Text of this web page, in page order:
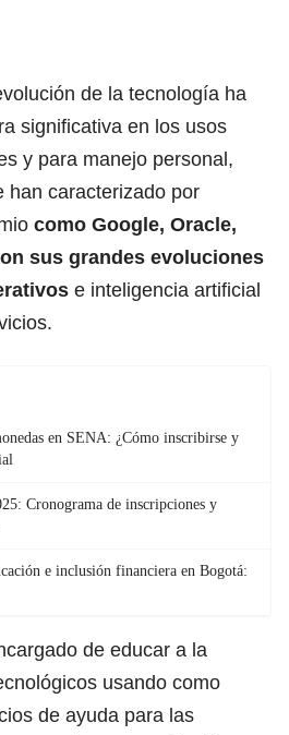
de la tecnología ha
significativa en los usos
y para manejo personal,
han caracterizado por
como Google, Oracle,
sus grandes evoluciones
e inteligencia artificial
en SENA: ¿Cómo inscribirse y
Cronograma de inscripciones y
e inclusión financiera en Bogotá:
de educar a la
usando como
de ayuda para las